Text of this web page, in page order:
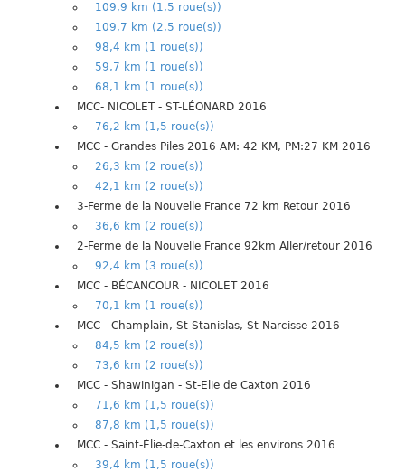
109,9 km (1,5 roue(s))
109,7 km (2,5 roue(s))
98,4 km (1 roue(s))
59,7 km (1 roue(s))
68,1 km (1 roue(s))
MCC- NICOLET - ST-LÉONARD 2016
76,2 km (1,5 roue(s))
MCC - Grandes Piles 2016 AM: 42 KM, PM:27 KM 2016
26,3 km (2 roue(s))
42,1 km (2 roue(s))
3-Ferme de la Nouvelle France 72 km Retour 2016
36,6 km (2 roue(s))
2-Ferme de la Nouvelle France 92km Aller/retour 2016
92,4 km (3 roue(s))
MCC - BÉCANCOUR - NICOLET 2016
70,1 km (1 roue(s))
MCC - Champlain, St-Stanislas, St-Narcisse 2016
84,5 km (2 roue(s))
73,6 km (2 roue(s))
MCC - Shawinigan - St-Elie de Caxton 2016
71,6 km (1,5 roue(s))
87,8 km (1,5 roue(s))
MCC - Saint-Élie-de-Caxton et les environs 2016
39,4 km (1,5 roue(s))